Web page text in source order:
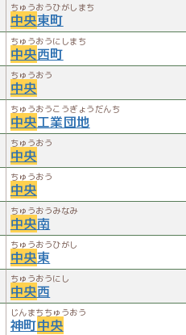
ちゅうおうひがしまち
中央東町
ちゅうおうにしまち
中央西町
ちゅうおう
中央
ちゅうおうこうぎょうだんち
中央工業団地
ちゅうおう
中央
ちゅうおう
中央
ちゅうおうみなみ
中央南
ちゅうおうひがし
中央東
ちゅうおうにし
中央西
じんまちちゅうおう
神町中央